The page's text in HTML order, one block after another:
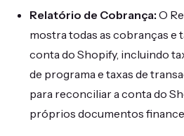
Relatório de Cobrança: O
mostra todas as cobranças e
conta do Shopify, incluindo
de programa e taxas de
para reconciliar a conta do
próprios documentos